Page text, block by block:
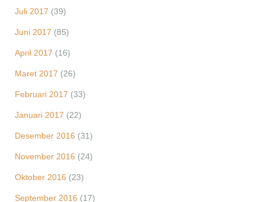
Juli 2017 (39)
Juni 2017 (85)
April 2017 (16)
Maret 2017 (26)
Februari 2017 (33)
Januari 2017 (22)
Desember 2016 (31)
November 2016 (24)
Oktober 2016 (23)
September 2016 (17)